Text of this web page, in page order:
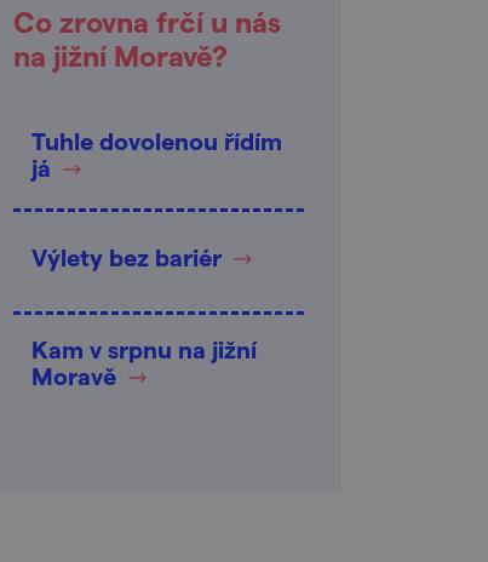
Co zrovna frčí u nás
na jižní Moravě?
Tuhle dovolenou řídím
já
Výlety bez bariér
Kam v srpnu na jižní
Moravě